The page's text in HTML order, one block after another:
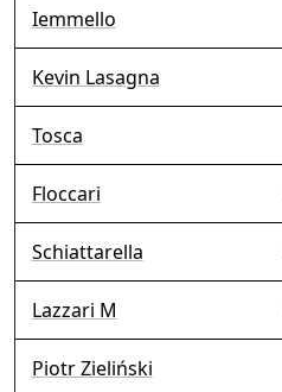
Iemmello
Kevin Lasagna
Tosca
Floccari
Schiattarella
Lazzari M
Piotr Zieliński